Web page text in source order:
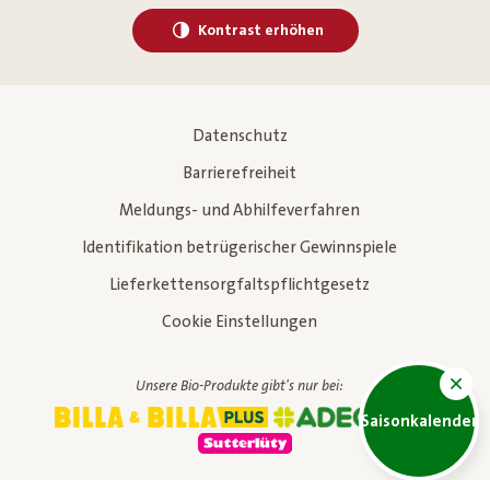
Saisonkalender
Kontrast erhöhen
Datenschutz
Barrierefreiheit
Meldungs- und Abhilfeverfahren
Identifikation betrügerischer Gewinnspiele
Lieferkettensorgfaltspflichtgesetz
Cookie Einstellungen
Unsere Bio-Produkte gibt's nur bei: